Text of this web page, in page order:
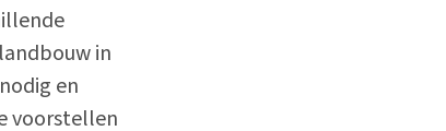
in
en
voorstellen